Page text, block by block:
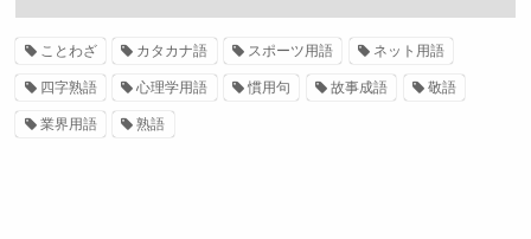
ことわざ カタカナ語 スポーツ用語 ネット用語
四字熟語 心理学用語 慣用句 故事成語 敬語
業界用語 熟語